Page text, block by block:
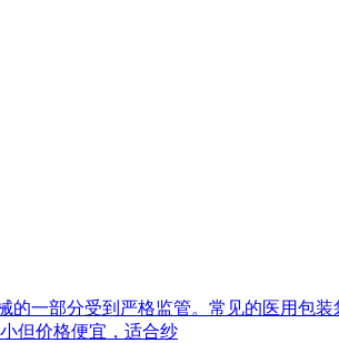
一部分受到严格监管。常见的医用包
但价格便宜，适合纱